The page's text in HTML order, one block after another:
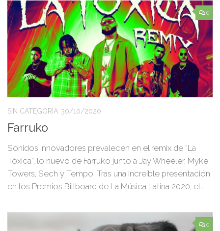
0
SIN CATEGORÍA 30/10/2020
Farruko
Sonidos innovadores prevalecen en el remix de “La
Tóxica”, lo nuevo de Farruko junto a Jay Wheeler, Myke
Towers, Sech y Tempo. Tras una increíble presentación
en los Premios Billboard de La Música Latina 2020, el...
0